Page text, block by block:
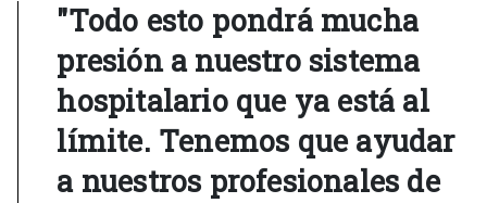
"Todo esto pondrá mucha
presión a nuestro sistema
hospitalario que ya está al
límite. Tenemos que ayudar
a nuestros profesionales de